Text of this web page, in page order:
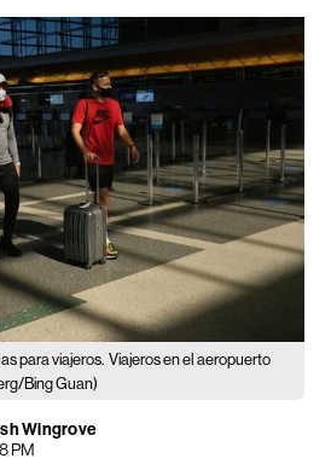
para viajeros. Viajeros en el aeropuerto
Bing Guan)
Wingrove
PM